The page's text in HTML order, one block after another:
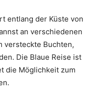
entlang der Küste von
an verschiedenen
versteckte Buchten,
Die Blaue Reise ist
die Möglichkeit zum